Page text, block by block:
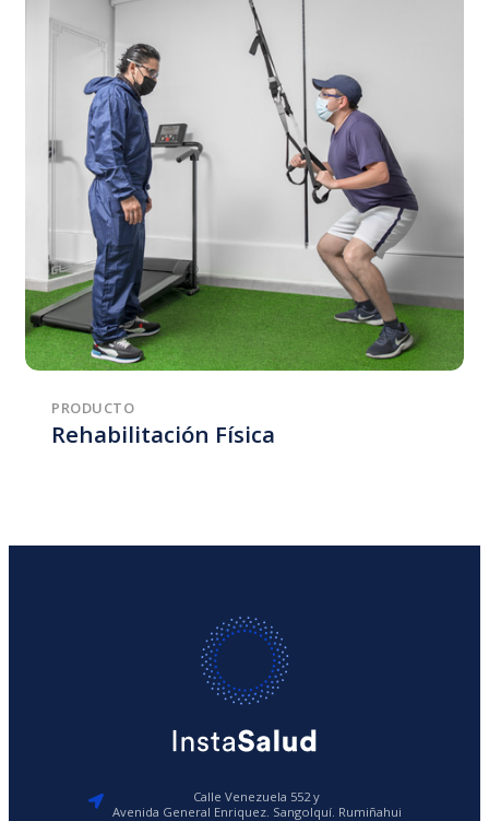
PRODUCTO
Rehabilitación Física
Calle Venezuela 552 y
Avenida General Enriquez. Sangolquí. Rumiñahui